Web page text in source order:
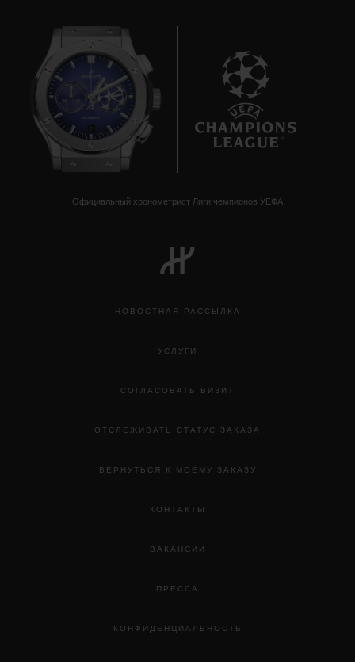
7
Официальный хронометрист Лиги чемпионов УЕФА
НОВОСТНАЯ РАССЫЛКА
УСЛУГИ
СОГЛАСОВАТЬ ВИЗИТ
ОТСЛЕЖИВАТЬ СТАТУС ЗАКАЗА
ВЕРНУТЬСЯ К МОЕМУ ЗАКАЗУ
КОНТАКТЫ
ВАКАНСИИ
ПРЕССА
КОНФИДЕНЦИАЛЬНОСТЬ